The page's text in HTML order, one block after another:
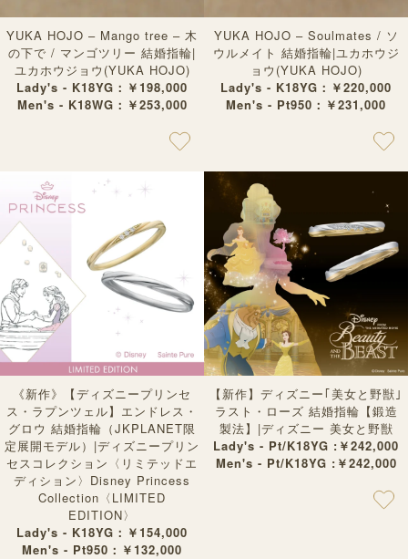
YUKA HOJO – Mango tree – 木
の下で / マンゴツリー 結婚指輪|
ユカホウジョウ(YUKA HOJO)
Lady's - K18YG：￥198,000
Men's - K18WG：￥253,000
YUKA HOJO – Soulmates / ソ
ウルメイト 結婚指輪|ユカホウジ
ョウ(YUKA HOJO)
Lady's - K18YG：￥220,000
Men's - Pt950：￥231,000
《新作》【ディズニープリンセ
ス・ラプンツェル】エンドレス・
グロウ 結婚指輪（JKPLANET限
定展開モデル）|ディズニープリン
セスコレクション〈リミテッドエ
ディション〉Disney Princess
Collection〈LIMITED
EDITION〉
Lady's - K18YG：￥154,000
Men's - Pt950：￥132,000
【新作】ディズニー｢美女と野獣｣
ラスト・ローズ 結婚指輪【鍛造
製法】|ディズニー 美女と野獣
Lady's - Pt/K18YG :￥242,000
Men's - Pt/K18YG :￥242,000